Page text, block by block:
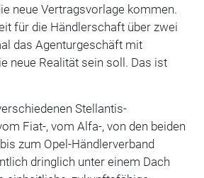
neue Vertragsvorlage kommen.
für die Händlerschaft über zwei
das Agenturgeschäft mit
neue Realität sein soll. Das ist
Stellantis-
Fiat-, vom Alfa-, von den beiden
zum Opel-Händlerverband
dringlich unter einem Dach